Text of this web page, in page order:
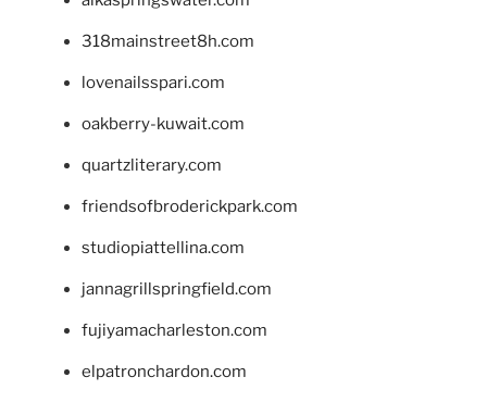
318mainstreet8h.com
lovenailsspari.com
oakberry-kuwait.com
quartzliterary.com
friendsofbroderickpark.com
studiopiattellina.com
jannagrillspringfield.com
fujiyamacharleston.com
elpatronchardon.com